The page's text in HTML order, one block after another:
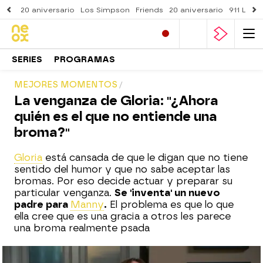
20 aniversario Los Simpson Friends 20 aniversario 911
SERIES PROGRAMAS
MEJORES MOMENTOS
La venganza de Gloria: "¿Ahora
quién es el que no entiende una
broma?"
Gloria está cansada de que le digan que no tiene
sentido del humor y que no sabe aceptar las
bromas. Por eso decide actuar y preparar su
particular venganza. Se 'inventa' un nuevo
padre para Manny. El problema es que lo que
ella cree que es una gracia a otros les parece
una broma realmente psada